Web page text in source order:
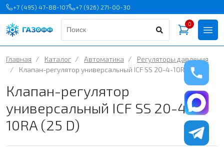
+7 (495) 47-88-107 +7 (926) 271-00-30
0
Главная / Каталог / Автоматика /
Регуляторы давления
/
Клапан-регулятор универсальный ICF SS 20-4-10RA (25 D)
Клапан-регулятор
универсальный ICF SS 20-4-
10RA (25 D)